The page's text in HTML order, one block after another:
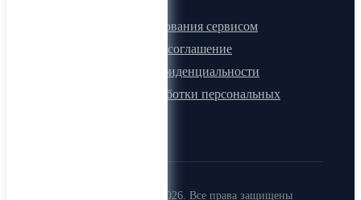
Правила пользования сервисом
Лицензионное соглашение
Политика конфиденциальности
Политика обработки персональных
Copyright (c) 2015-2026. Все права защищены